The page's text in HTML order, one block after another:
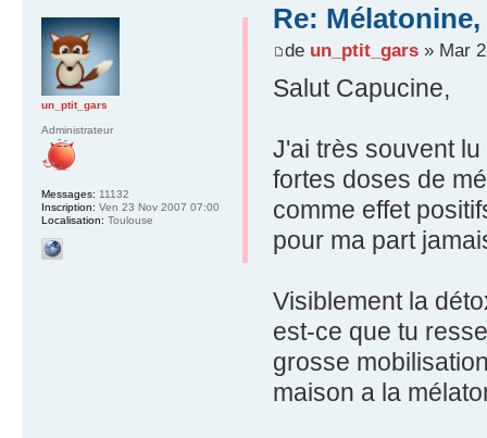
Re:
de un_ptit_gars» Mar
Salut Capucine,
J'ai très souvent
fortes doses de
comme effet
pour ma part
Visiblement la
est-ce que tu
grosse
maison a la
un_ptit_gars
Administrateur
Messages: 11132
Inscription: Ven 23 Nov 2007 07:00
Localisation: Toulouse